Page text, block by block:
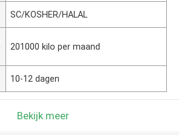
SC/KOSHER/HALAL
201000 kilo per maand
10-12 dagen
Bekijk meer